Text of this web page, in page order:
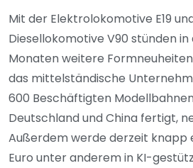
Mit der Elektrolokomotive E19
Diesellokomotive V90 stünden
Monaten weitere
das mittelständische
600 Beschäftigten
Deutschland und China fertigt,
Außerdem werde derzeit knapp
Euro unter anderem in KI-